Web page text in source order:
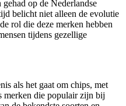
op de Nederlandse
belicht niet alleen de evolutie
rol die deze merken hebben
tijdens gezellige
als het gaat om chips, met
merken die populair zijn bij